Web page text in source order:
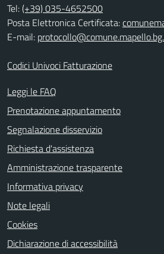
Tel:(+39) 035-4652500
Posta Elettronica Certificata:
E-mail:
Codici Univoci Fatturazione
Leggi le FAQ
Prenotazione appuntamento
Segnalazione disservizio
Richiesta d'assistenza
Amministrazione trasparente
Informativa privacy
Note legali
Cookies
Dichiarazione di accessibilità